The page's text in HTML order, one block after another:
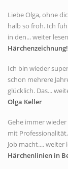
Liebe Olga, ohne
halb so froh. Ich
in den... weiter
Härchenzeichnung!
Ich bin wieder
schon mehrere
glücklich. Das...
Olga Keller
Gehe immer
mit
Job macht.... weiter
Härchenlinien in